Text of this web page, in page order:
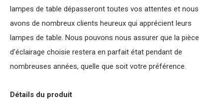
lampes de table dépasseront toutes vos attentes et nous
avons de nombreux clients heureux qui apprécient leurs
lampes de table. Nous pouvons nous assurer que la pièce
d'éclairage choisie restera en parfait état pendant de
nombreuses années, quelle que soit votre préférence.
Détails du produit